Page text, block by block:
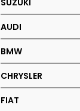
AUDI
BMW
CHRYSLER
FIAT